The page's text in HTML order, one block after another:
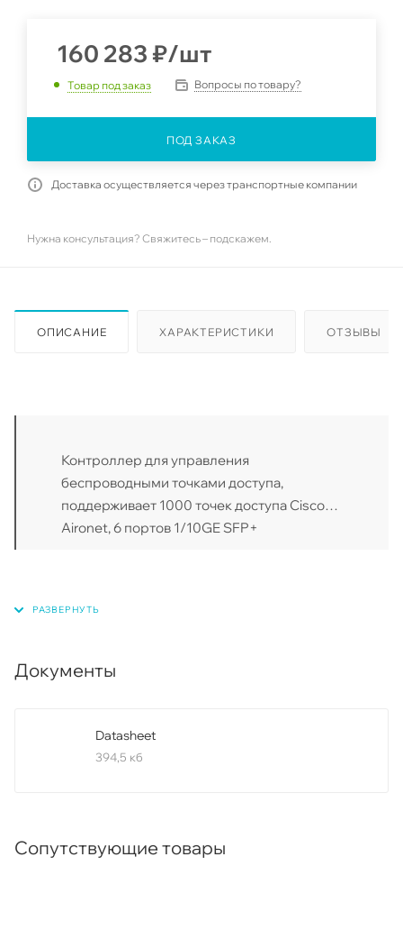
160 283 ₽/шт
Товар под заказ Вопросы по товару?
ПОД ЗАКАЗ
Доставка осуществляется через транспортные компании
Нужна консультация? Свяжитесь – подскажем.
ОПИСАНИЕ ХАРАКТЕРИСТИКИ ОТЗЫВЫ
Контроллер для управления
беспроводными точками доступа,
поддерживает 1000 точек доступа Cisco
Aironet, 6 портов 1/10GE SFP+
Документы
Datasheet
394,5 кб
Сопутствующие товары